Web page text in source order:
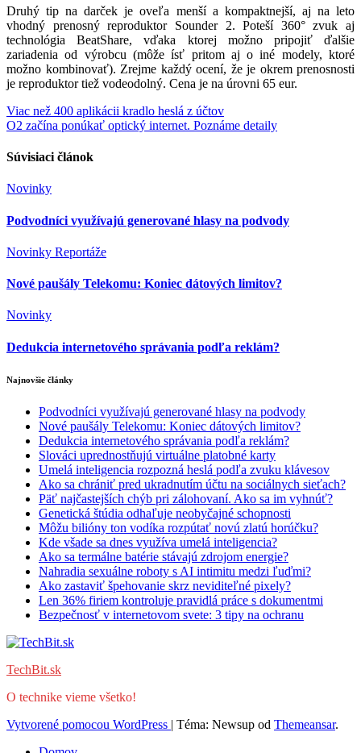
Druhý tip na darček je oveľa menší a kompaktnejší, aj na leto
vhodný prenosný reproduktor Sounder 2. Poteší 360° zvuk aj
technológia BeatShare, vďaka ktorej možno pripojiť ďalšie
zariadenia od výrobcu (môže ísť pritom aj o iné modely, ktoré
možno kombinovať). Zrejme každý ocení, že je okrem prenosnosti
je reproduktor tiež vodeodolný. Cena je na úrovni 65 eur.
Navigácia
v
článku
Viac než 400 aplikácii kradlo heslá z účtov
O2 začína ponúkať optický internet. Poznáme detaily
Súvisiaci článok
Novinky
Podvodníci využívajú generované hlasy na podvody
Novinky Reportáže
Nové paušály Telekomu: Koniec dátových limitov?
Novinky
Dedukcia internetového správania podľa reklám?
Najnovšie články
Podvodníci využívajú generované hlasy na podvody
Nové paušály Telekomu: Koniec dátových limitov?
Dedukcia internetového správania podľa reklám?
Slováci uprednostňujú virtuálne platobné karty
Umelá inteligencia rozpozná heslá podľa zvuku klávesov
Ako sa chrániť pred ukradnutím účtu na sociálnych sieťach?
Päť najčastejších chýb pri zálohovaní. Ako sa im vyhnúť?
Genetická štúdia odhaľuje neobyčajné schopnosti
Môžu bilióny ton vodíka rozpútať novú zlatú horúčku?
Kde všade sa dnes využíva umelá inteligencia?
Ako sa termálne batérie stávajú zdrojom energie?
Nahradia sexuálne roboty s AI intimitu medzi ľuďmi?
Ako zastaviť špehovanie skrz neviditeľné pixely?
Len 36% firiem kontroluje pravidlá práce s dokumentmi
Bezpečnosť v internetovom svete: 3 tipy na ochranu
TechBit.sk
O technike vieme všetko!
Vytvorené pomocou WordPress | Téma: Newsup od Themeansar.